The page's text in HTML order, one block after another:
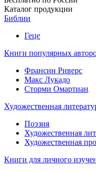
Каталог продукции
Библии
Геце
Книги популярных
Франсин Риверс
Макс Лукадо
Сторми Омартиан
Художественная
Поэзия
Художественная
Художественная
Книги для личного